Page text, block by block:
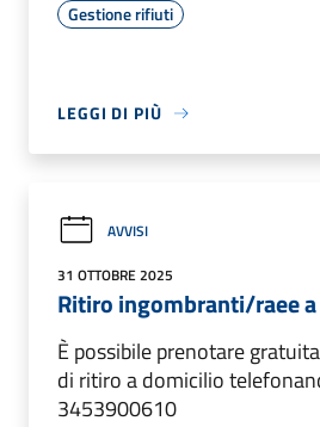
Gestione rifiuti
LEGGI DI PIÙ
AVVISI
31 OTTOBRE 2025
Ritiro ingombranti/raee
È possibile prenotare
di ritiro a domicilio
3453900610